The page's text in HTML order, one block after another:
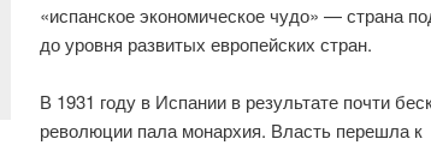
«испанское экономическое чудо» — страна
до уровня развитых европейских стран.
В 1931 году в Испании в результате почти
революции пала монархия. Власть перешла к